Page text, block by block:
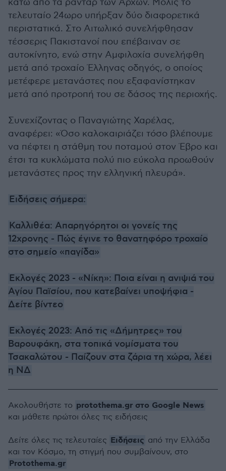
κάτω από τα ραντάρ των Αρχών. Μόλις το
τελευταίο 24ωρο υπήρξαν δύο διαφορετικά
περιστατικά. Στο Αιτωλικό συνελήφθησαν
τέσσερις Πακιστανοί που επέβαιναν σε
αυτοκίνητο, ενώ στην Αμφιλοχία συνελήφθη
μετά από τροχαίο Έλληνας οδηγός, ο οποίος
μετέφερε μετανάστες που εξαφανίστηκαν
μετά από προτροπή του σε δάσος της περιοχής.
Συνεχίζοντας ο Παναγιώτης Χαρέλας,
αναφέρει: «Όσο καλοκαιριάζει τόσο βλέπουμε
να πέφτει η στάθμη του ποταμού στον Έβρο και
έτσι τα κυκλώματα πολύ πιο εύκολα προωθούν
μετανάστες προς την ελληνική πλευρά».
Ειδήσεις σήμερα:
Καλλιθέα: Απαρηγόρητοι οι γονείς της
12χρονης - Πώς έγινε το θανατηφόρο τροχαίο
στο σημείο «παγίδα»
Εκλογές 2023 - «Νίκη»: Ποια είναι η ανιψιά του
Αγίου Παϊσίου, που κατεβαίνει υποψήφια -
Δείτε βίντεο
Εκλογές 2023: Από τις «Δήμητρες» του
Βαρουφάκη, στα τοπικά νομίσματα του
Τσακαλώτου - Παίζουν στα ζάρια τη χώρα, λέει
η ΝΔ
Ακολουθήστε το protothema.gr στο Google News
και μάθετε πρώτοι όλες τις ειδήσεις
Δείτε όλες τις τελευταίες Ειδήσεις από την Ελλάδα
και τον Κόσμο, τη στιγμή που συμβαίνουν, στο
Protothema.gr